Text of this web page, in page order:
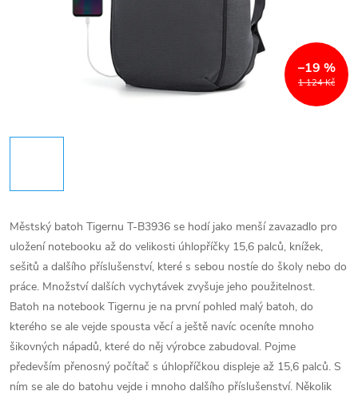
1 124 Kč
–19 %
Městský batoh Tigernu T-B3936 se hodí jako menší zavazadlo pro
uložení notebooku až do velikosti úhlopříčky 15,6 palců, knížek,
sešitů a dalšího příslušenství, které s sebou nostíe do školy nebo do
práce. Množství dalších vychytávek zvyšuje jeho použitelnost.
Batoh na notebook Tigernu je na první pohled malý batoh, do
kterého se ale vejde spousta věcí a ještě navíc oceníte mnoho
šikovných nápadů, které do něj výrobce zabudoval. Pojme
především přenosný počítač s úhlopříčkou displeje až 15,6 palců. S
ním se ale do batohu vejde i mnoho dalšího příslušenství. Několik